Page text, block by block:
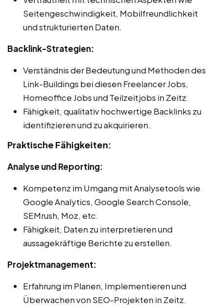
Seitengeschwindigkeit, Mobilfreundlichkeit
und strukturierten Daten.
Backlink-Strategien:
Verständnis der Bedeutung und Methoden des
Link-Buildings bei diesen Freelancer Jobs,
Homeoffice Jobs und Teilzeitjobs in Zeitz.
Fähigkeit, qualitativ hochwertige Backlinks zu
identifizieren und zu akquirieren.
Praktische Fähigkeiten:
Analyse und Reporting:
Kompetenz im Umgang mit Analysetools wie
Google Analytics, Google Search Console,
SEMrush, Moz, etc.
Fähigkeit, Daten zu interpretieren und
aussagekräftige Berichte zu erstellen.
Projektmanagement:
Erfahrung im Planen, Implementieren und
Überwachen von SEO-Projekten in Zeitz.